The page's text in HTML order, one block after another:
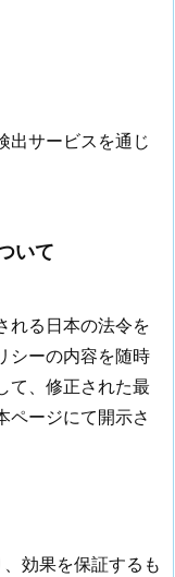
出サービスを通じ
いて
れる日本の法令を
シーの内容を随時
て、修正された最
ページにて開示さ
効果を保証するも